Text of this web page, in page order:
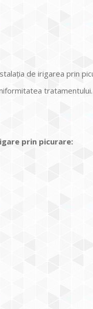
de irigarea prin
tratamentului.
prin picurare: